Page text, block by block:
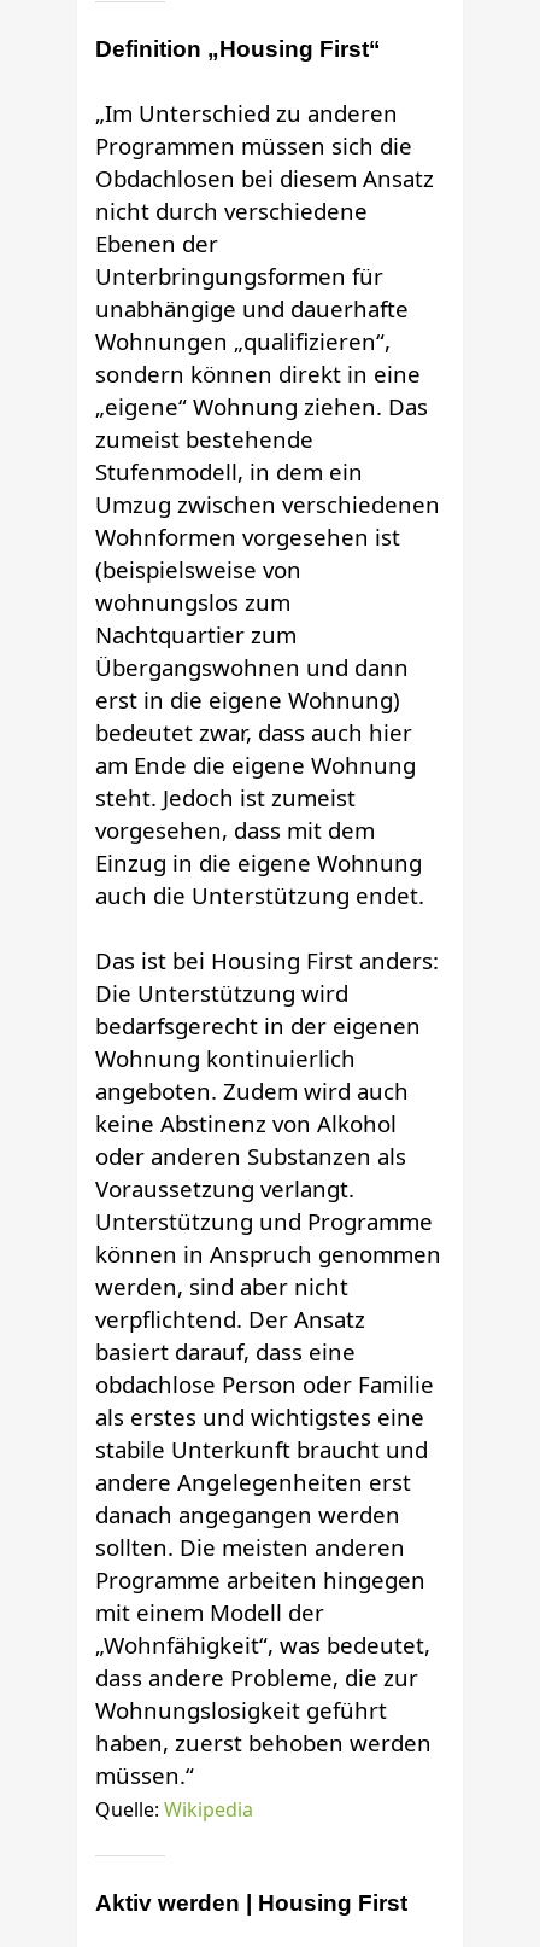
Definition „Housing First“
„Im Unterschied zu anderen
Programmen müssen sich die
Obdachlosen bei diesem Ansatz
nicht durch verschiedene
Ebenen der
Unterbringungsformen für
unabhängige und dauerhafte
Wohnungen „qualifizieren“,
sondern können direkt in eine
„eigene“ Wohnung ziehen. Das
zumeist bestehende
Stufenmodell, in dem ein
Umzug zwischen verschiedenen
Wohnformen vorgesehen ist
(beispielsweise von
wohnungslos zum
Nachtquartier zum
Übergangswohnen und dann
erst in die eigene Wohnung)
bedeutet zwar, dass auch hier
am Ende die eigene Wohnung
steht. Jedoch ist zumeist
vorgesehen, dass mit dem
Einzug in die eigene Wohnung
auch die Unterstützung endet.
Das ist bei Housing First anders:
Die Unterstützung wird
bedarfsgerecht in der eigenen
Wohnung kontinuierlich
angeboten. Zudem wird auch
keine Abstinenz von Alkohol
oder anderen Substanzen als
Voraussetzung verlangt.
Unterstützung und Programme
können in Anspruch genommen
werden, sind aber nicht
verpflichtend. Der Ansatz
basiert darauf, dass eine
obdachlose Person oder Familie
als erstes und wichtigstes eine
stabile Unterkunft braucht und
andere Angelegenheiten erst
danach angegangen werden
sollten. Die meisten anderen
Programme arbeiten hingegen
mit einem Modell der
„Wohnfähigkeit“, was bedeutet,
dass andere Probleme, die zur
Wohnungslosigkeit geführt
haben, zuerst behoben werden
müssen.“
Quelle:Wikipedia
Aktiv werden | Housing First